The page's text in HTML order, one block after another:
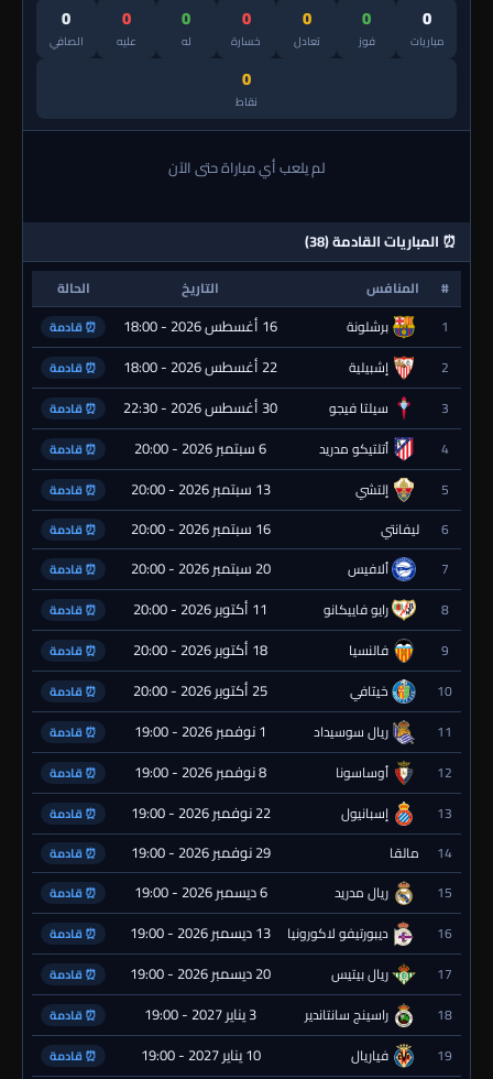
0
مباريات
0
فوز
0
تعادل
0
خسارة
0
له
0
عليه
0
الصافي
0
نقاط
لم يلعب أي مباراة حتى الآن
⏰ المباريات القادمة (38)
# المنافس التاريخ
الحالة
1
برشلونة 16 أغسطس 2026 - 18:00 ⏰ قادمة
2 إشبيلية 22 أغسطس 2026 - 18:00 ⏰ قادمة
3 سيلتا فيجو 30 أغسطس 2026 - 22:30 ⏰ قادمة
4 أتلتيكو مدريد 6 سبتمبر 2026 - 20:00 ⏰ قادمة
5 إلتشي 13 سبتمبر 2026 - 20:00 ⏰ قادمة
6 ليفانتي 16 سبتمبر 2026 - 20:00 ⏰ قادمة
7 ألافيس 20 سبتمبر 2026 - 20:00 ⏰ قادمة
8 رايو فاييكانو 11 أكتوبر 2026 - 20:00 ⏰ قادمة
9 فالنسيا 18 أكتوبر 2026 - 20:00 ⏰ قادمة
10 خيتافي 25 أكتوبر 2026 - 20:00 ⏰ قادمة
11 ريال سوسيداد 1 نوفمبر 2026 - 19:00 ⏰ قادمة
12 أوساسونا 8 نوفمبر 2026 - 19:00 ⏰ قادمة
13 إسبانيول 22 نوفمبر 2026 - 19:00 ⏰ قادمة
14 مالقا 29 نوفمبر 2026 - 19:00 ⏰ قادمة
15 ريال مدريد 6 ديسمبر 2026 - 19:00 ⏰ قادمة
16 ديبورتيفو لاكورونيا 13 ديسمبر 2026 - 19:00 ⏰ قادمة
17 ريال بيتيس 20 ديسمبر 2026 - 19:00 ⏰ قادمة
18 راسينج سانتاندير 3 يناير 2027 - 19:00 ⏰ قادمة
19 فياريال 10 يناير 2027 - 19:00 ⏰ قادمة